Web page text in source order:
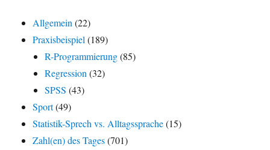
Allgemein (22)
Praxisbeispiel (189)
R-Programmierung(85)
Regression (32)
SPSS (43)
Sport(49)
Statistik-Sprech vs. Alltagssprache(15)
Zahl(en) des Tages(701)